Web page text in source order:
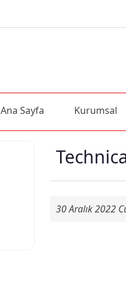
Ana Sayfa Kurumsal
30 Aralık 2022